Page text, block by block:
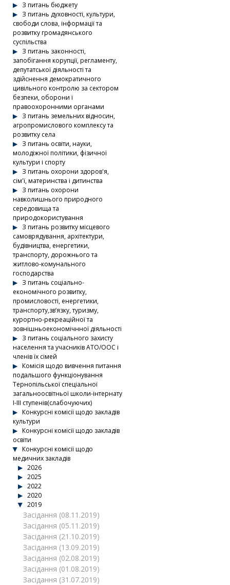
З питань бюджету
З питань духовності, культури,
свободи слова, інформації та
розвитку громадянського
суспільства
З питань законності,
запобігання корупції, регламенту,
депутатської діяльності та
здійснення демократичного
цивільного контролю за сектором
безпеки, оборони і
правоохоронними органами
З питань земельних відносин,
агропромислового комплексу та
розвитку села
З питань освіти, науки,
молодіжної політики, фізичної
культури і спорту
З питань охорони здоров'я,
сім'ї, материнства і дитинства
З питань охорони
навколишнього природного
середовища та
природокористування
З питань розвитку місцевого
самоврядування, архітектури,
будівництва, енергетики,
транспорту, дорожнього та
житлово-комунального
господарства
З питань соціально-
економічного розвитку,
промисловості, енергетики,
транспорту,зв’язку, туризму,
курортно-рекреаційної та
зовнішньоекономічнної діяльності
З питань соціального захисту
населення та учасників АТО/ООС і
членів їх сімей
Комісія щодо вивчення питання
подальшого функціонування
Тернопільської спеціальної
загальноосвітньої школи-інтернату
І-ІІІ ступенів(слабочуючих)
Конкурсні комісії щодо закладів
культури
Конкурсні комісії щодо закладів
освіти
Конкурсні комісії щодо
медичних закладів
2026
2025
2022
2020
2019
Засідання (08.11.2019)
Засідання (05.11.2019)
Засідання (21.10.2019)
Засідання (13.09.2019)
Засідання (02.08.2019)
Засідання (01.08.2019)
Засідання (31.07.2019)